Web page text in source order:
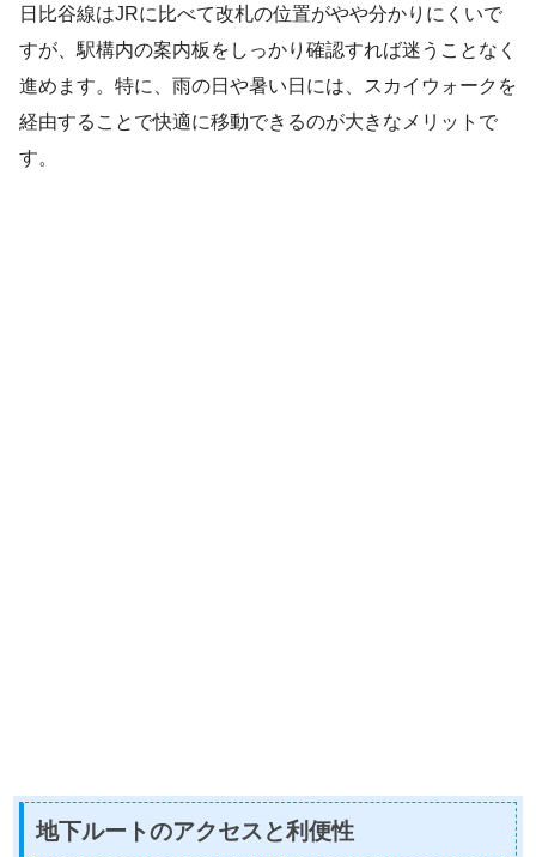
日比谷線はJRに比べて改札の位置がやや分かりにくいで
すが、駅構内の案内板をしっかり確認すれば迷うことなく
進めます。特に、雨の日や暑い日には、スカイウォークを
経由することで快適に移動できるのが大きなメリットで
す。
地下ルートのアクセスと利便性